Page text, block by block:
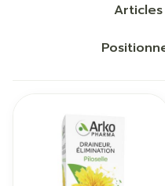
Articles
Trier par: